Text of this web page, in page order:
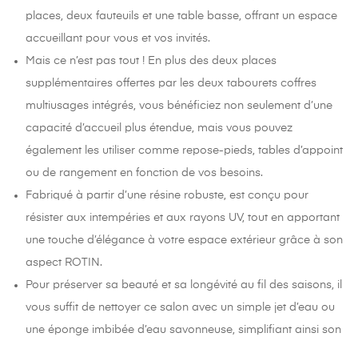
places, deux fauteuils et une table basse, offrant un espace
accueillant pour vous et vos invités.
Mais ce n’est pas tout ! En plus des deux places
supplémentaires offertes par les deux tabourets coffres
multiusages intégrés, vous bénéficiez non seulement d’une
capacité d’accueil plus étendue, mais vous pouvez
également les utiliser comme repose-pieds, tables d’appoint
ou de rangement en fonction de vos besoins.
Fabriqué à partir d’une résine robuste, est conçu pour
résister aux intempéries et aux rayons UV, tout en apportant
une touche d’élégance à votre espace extérieur grâce à son
aspect ROTIN.
Pour préserver sa beauté et sa longévité au fil des saisons, il
vous suffit de nettoyer ce salon avec un simple jet d’eau ou
une éponge imbibée d’eau savonneuse, simplifiant ainsi son